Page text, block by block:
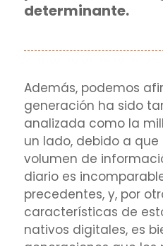
determinante.
Además, podemos
generación ha sido
analizada como la
un lado, debido a
volumen de
diario es
precedentes, y, por
características de
nativos digitales, es